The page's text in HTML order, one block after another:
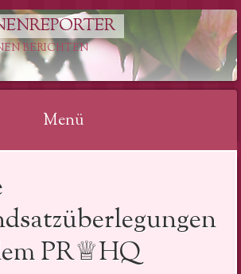
BERICHTEN
Menü
PR♕HQ